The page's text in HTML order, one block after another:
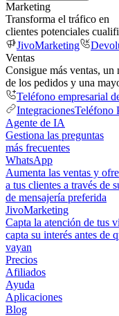
Marketing
Transforma el tráfico en
clientes potenciales
JivoMarketing
Ventas
Consigue más ventas,
de los pedidos y una
Teléfono empresarial
IntegracionesTeléfono
Agente de IA
Gestiona las preguntas
más frecuentes
WhatsApp
Aumenta las ventas y
a tus clientes a través de
de mensajería preferida
JivoMarketing
Capta la atención de tus
capta su interés antes de
vayan
Precios
Afiliados
Ayuda
Aplicaciones
Blog